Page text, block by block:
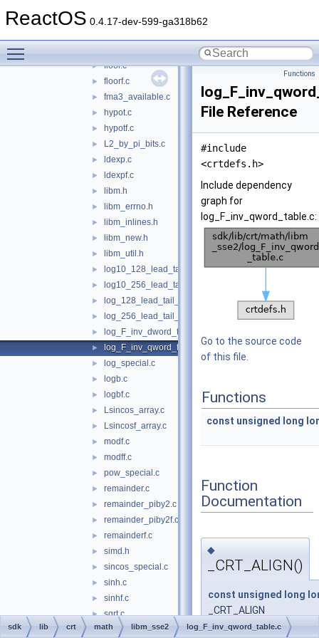
ReactOS 0.4.17-dev-599-ga318b62
► coshf.c
► floor.c
► floorf.c
► fma3_available.c
► hypot.c
► hypotf.c
► L2_by_pi_bits.c
► ldexp.c
► ldexpf.c
► libm.h
► libm_errno.h
► libm_inlines.h
► libm_new.h
► libm_util.h
► log10_128_lead_tail_table.c
► log10_256_lead_tail_table.c
► log_128_lead_tail_table.c
► log_256_lead_tail_table.c
► log_F_inv_dword_table.c
► log_F_inv_qword_table.c
► log_special.c
► logb.c
► logbf.c
► Lsincos_array.c
► Lsincosf_array.c
► modf.c
► modff.c
► pow_special.c
► remainder.c
► remainder_piby2.c
► remainder_piby2f.c
► remainderf.c
► simd.h
► sincos_special.c
► sinh.c
► sinhf.c
► sqrt.c
► sqrtf.c
Functions
File Reference
#include
<crtdefs.h>
Include dependency
graph for
log_F_inv_qword_table.c:
Go to the source code
of this file.
Functions
const unsigned long
Function
Documentation
◆
_CRT_ALIGN()
const unsigned long
_CRT_ALIGN
sdk lib crt math libm_sse2 log_F_inv_qword_table.c